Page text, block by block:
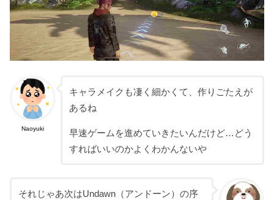
Naoyuki
キャラメイクも凄く細かくて、作りごたえが
あるね
早速ゲームを進めていきたいんだけど…どう
すればいいのかよくわかんないや
それじゃあ次はUndawn（アンドーン）の序